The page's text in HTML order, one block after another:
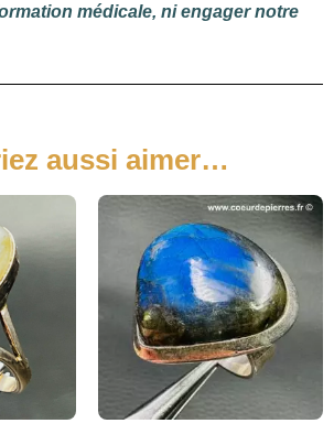
médicale, ni engager notre
aussi aimer…